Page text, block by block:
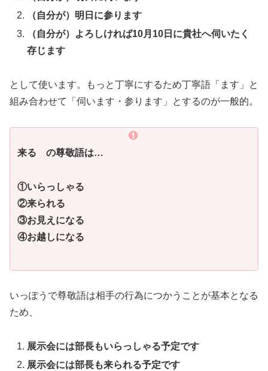
（自分が）明日に参ります
（自分が）よろしければ10月10日に貴社へ伺いたく
存じます
として使います。もっと丁寧にするため丁寧語「ます」と
組み合わせて「伺います・参ります」とするのが一般的。
来る の尊敬語は…
①いらっしゃる
②来られる
③お見えになる
④お越しになる
いっぽうで尊敬語は相手の行為につかうことが基本となる
ため、
展示会には部長もいらっしゃる予定です
展示会には部長も来られる予定です